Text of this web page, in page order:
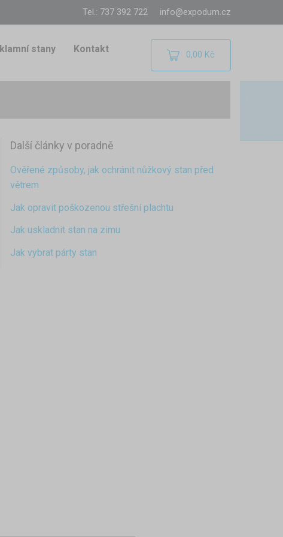
Tel.: 737 392 722 info@expodum.cz
stany Kontakt 0,00 Kč
Další články v poradně
Ověřené způsoby, jak ochránit nůžkový stan před
větrem
Jak opravit poškozenou střešní plachtu
Jak uskladnit stan na zimu
Jak vybrat párty stan